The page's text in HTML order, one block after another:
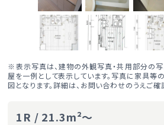
※表示写真は、建物の外観写真・共用部分の
屋を一例として表示しています。写真に家具等
図となります。詳細は、お問い合わせのうえご確
1R / 21.3m²～